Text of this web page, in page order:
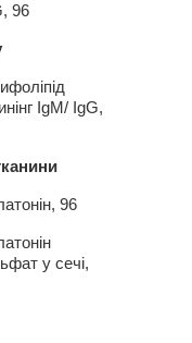
, 96
IgМ/ IgG,
96
у сечі,